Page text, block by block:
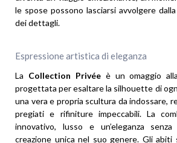
le spose possono lasciarsi avvolgere
dei dettagli.
Espressione artistica di eleganza
La Collection Privéeè un omaggio
progettata per esaltare la silhouette di
una vera e propria scultura da indossare,
pregiati e rifiniture impeccabili. La
innovativo, lusso e un’eleganza
creazione unica nel suo genere. Gli